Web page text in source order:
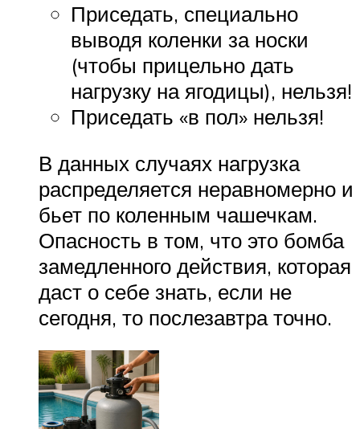
Приседать, специально
выводя коленки за носки
(чтобы прицельно дать
нагрузку на ягодицы), нельзя!
Приседать «в пол» нельзя!
В данных случаях нагрузка
распределяется неравномерно и
бьет по коленным чашечкам.
Опасность в том, что это бомба
замедленного действия, которая
даст о себе знать, если не
сегодня, то послезавтра точно.